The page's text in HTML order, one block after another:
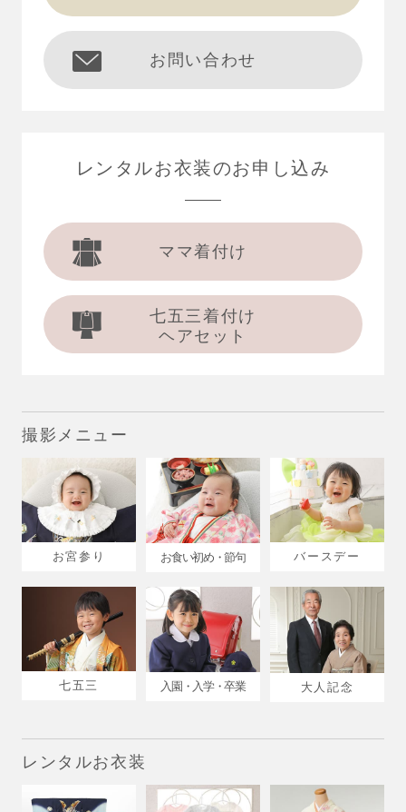
お問い合わせ
レンタルお衣装のお申し込み
ママ着付け
七五三着付け
ヘアセット
撮影メニュー
お宮参り お食い初め・節句 バースデー
七五三 入園・入学・卒業 大人記念
レンタルお衣装